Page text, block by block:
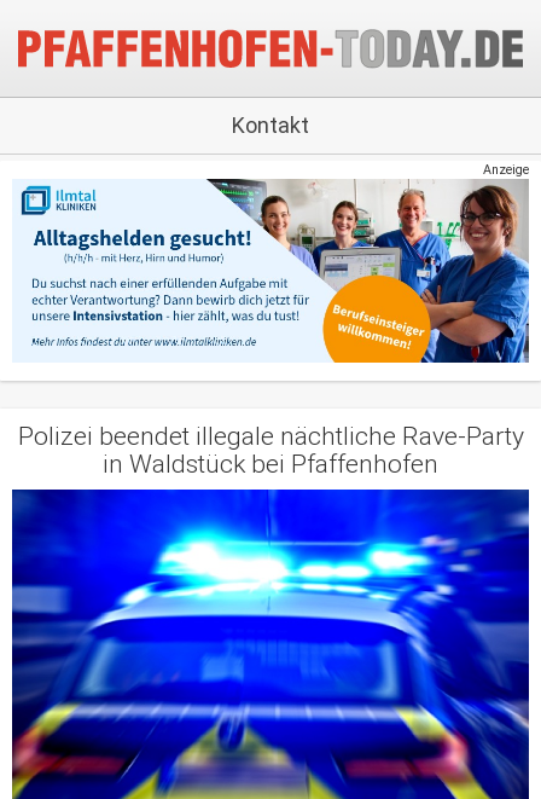
Kontakt
Anzeige
Polizei beendet illegale nächtliche Rave-Party
in Waldstück bei Pfaffenhofen